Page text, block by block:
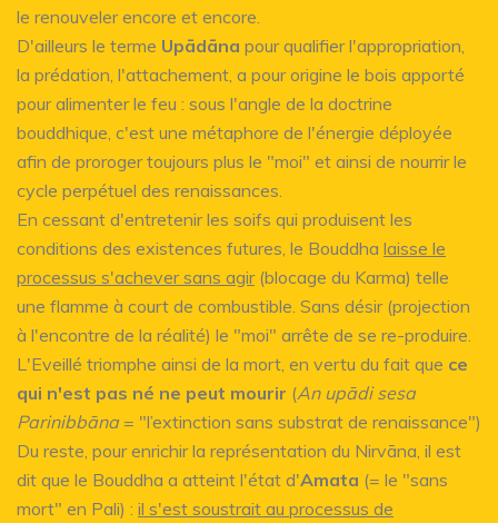
le renouveler encore et encore.
D'ailleurs le terme Upādāna pour qualifier l'appropriation,
la prédation, l'attachement, a pour origine le bois apporté
pour alimenter le feu : sous l'angle de la doctrine
bouddhique, c'est une métaphore de l'énergie déployée
afin de proroger toujours plus le "moi" et ainsi de nourrir le
cycle perpétuel des renaissances.
En cessant d'entretenir les soifs qui produisent les
conditions des existences futures, le Bouddha laisse le
processus s'achever sans agir(blocage du Karma) telle
une flamme à court de combustible. Sans désir (projection
à l'encontre de la réalité) le "moi" arrête de se re-produire.
L'Eveillé triomphe ainsi de la mort, en vertu du fait que ce
qui n'est pas né ne peut mourir (An upādi sesa
Parinibbāna= "l’extinction sans substrat de renaissance")
Du reste, pour enrichir la représentation du Nirvāna, il est
dit que le Bouddha a atteint l'état d'Amata (= le "sans
mort" en Pali) : il s'est soustrait au processus de